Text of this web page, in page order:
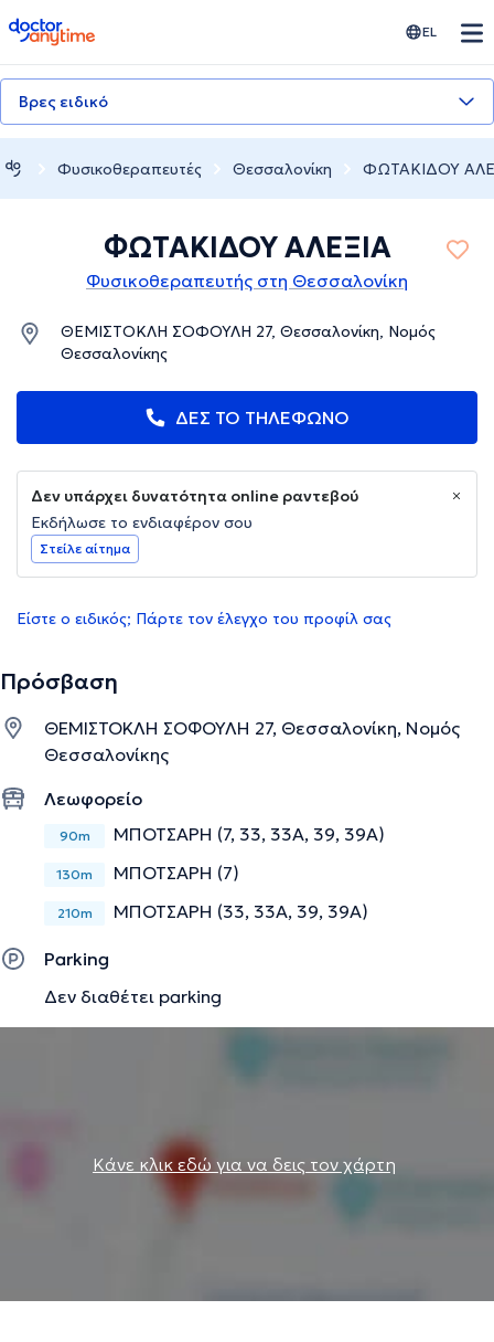
doctoranytime EL
Βρες ειδικό
Φυσικοθεραπευτές Θεσσαλονίκη ΦΩΤΑΚΙΔΟΥ
ΦΩΤΑΚΙΔΟΥ ΑΛΕΞΙΑ
Φυσικοθεραπευτής στη Θεσσαλονίκη
ΘΕΜΙΣΤΟΚΛΗ ΣΟΦΟΥΛΗ 27, Θεσσαλονίκη, Νομός
Θεσσαλονίκης
ΔΕΣ ΤΟ ΤΗΛΕΦΩΝΟ
Δεν υπάρχει δυνατότητα online ραντεβού
Εκδήλωσε το ενδιαφέρον σου
Στείλε αίτημα
Είστε ο ειδικός; Πάρτε τον έλεγχο του προφίλ σας
Πρόσβαση
ΘΕΜΙΣΤΟΚΛΗ ΣΟΦΟΥΛΗ 27, Θεσσαλονίκη, Νομός
Θεσσαλονίκης
Λεωφορείο
90m ΜΠΟΤΣΑΡΗ (7, 33, 33Α, 39, 39Α)
130m ΜΠΟΤΣΑΡΗ (7)
210m ΜΠΟΤΣΑΡΗ (33, 33Α, 39, 39Α)
Parking
Δεν διαθέτει parking
Κάνε κλικ εδώ για να δεις τον χάρτη